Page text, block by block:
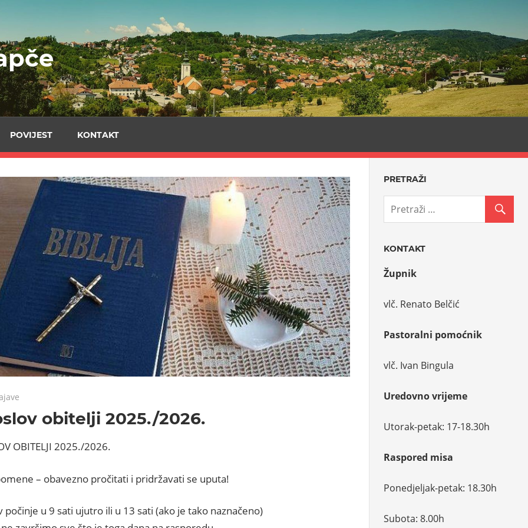
Sveta
Barbara
Zagreb
POVIJEST KONTAKT
obitelji 2025./2026.
OBITELJI 2025./2026.
– obavezno pročitati i pridržavati se uputa!
počinje u 9 sati ujutro ili u 13 sati (ako je tako naznačeno)
PRETRAŽI
KONTAKT
Župnik
vlč. Renato Belčić
Pastoralni pomoćnik
vlč. Ivan Bingula
Uredovno vrijeme
Utorak-petak: 17-18.30h
Raspored misa
Ponedjeljak-petak: 18.30h
Subota: 8.00h